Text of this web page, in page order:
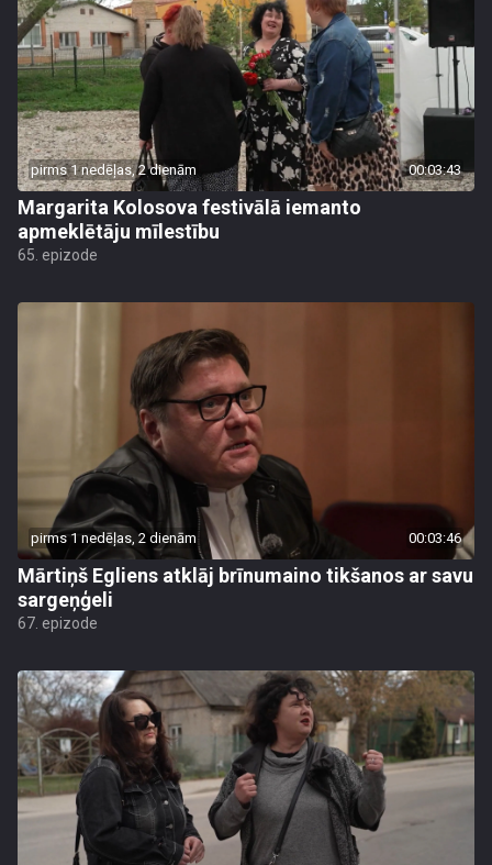
pirms 1 nedēļas, 2 dienām 00:03:43
Margarita Kolosova festivālā iemanto
apmeklētāju mīlestību
65. epizode
pirms 1 nedēļas, 2 dienām 00:03:46
Mārtiņš Egliens atklāj brīnumaino tikšanos ar savu
sargeņģeli
67. epizode